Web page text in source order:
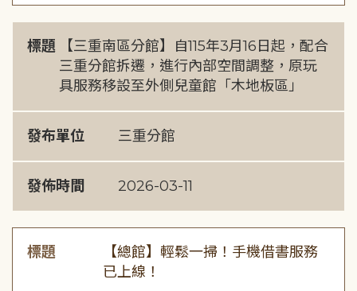
標題
【三重南區分館】自115年3月16日起，配合
三重分館拆遷，進行內部空間調整，原玩
具服務移設至外側兒童館「木地板區」
發布單位 三重分館
發佈時間 2026-03-11
標題
【總館】輕鬆一掃！手機借書服務
已上線！